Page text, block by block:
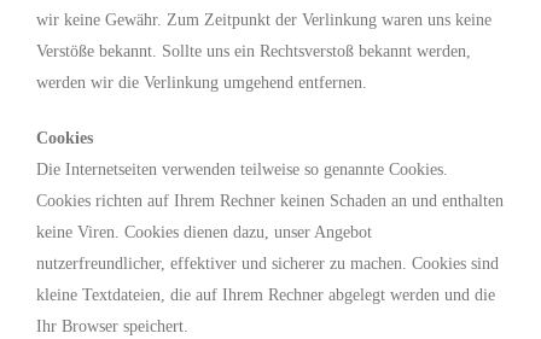
wir keine Gewähr. Zum Zeitpunkt der Verlinkung waren uns keine
Verstöße bekannt. Sollte uns ein Rechtsverstoß bekannt werden,
werden wir die Verlinkung umgehend entfernen.
Cookies
Die Internetseiten verwenden teilweise so genannte Cookies.
Cookies richten auf Ihrem Rechner keinen Schaden an und enthalten
keine Viren. Cookies dienen dazu, unser Angebot
nutzerfreundlicher, effektiver und sicherer zu machen. Cookies sind
kleine Textdateien, die auf Ihrem Rechner abgelegt werden und die
Ihr Browser speichert.